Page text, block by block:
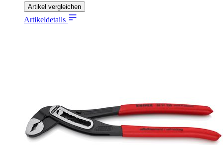
Artikel vergleichen
Artikeldetails